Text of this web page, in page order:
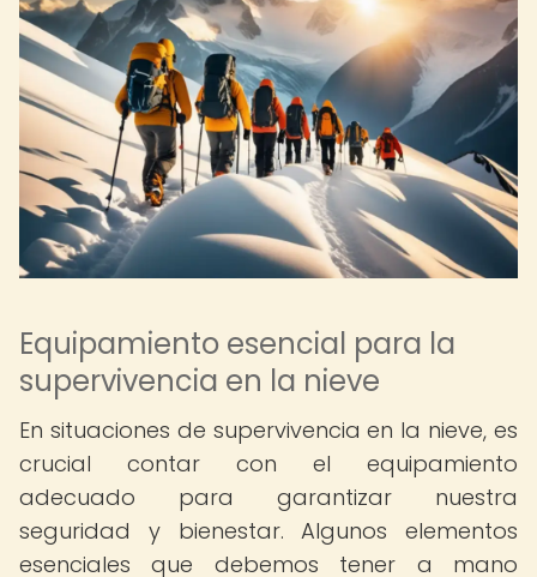
Equipamiento esencial para la
supervivencia en la nieve
En situaciones de supervivencia en la nieve, es
crucial contar con el equipamiento
adecuado para garantizar nuestra
seguridad y bienestar. Algunos elementos
esenciales que debemos tener a mano